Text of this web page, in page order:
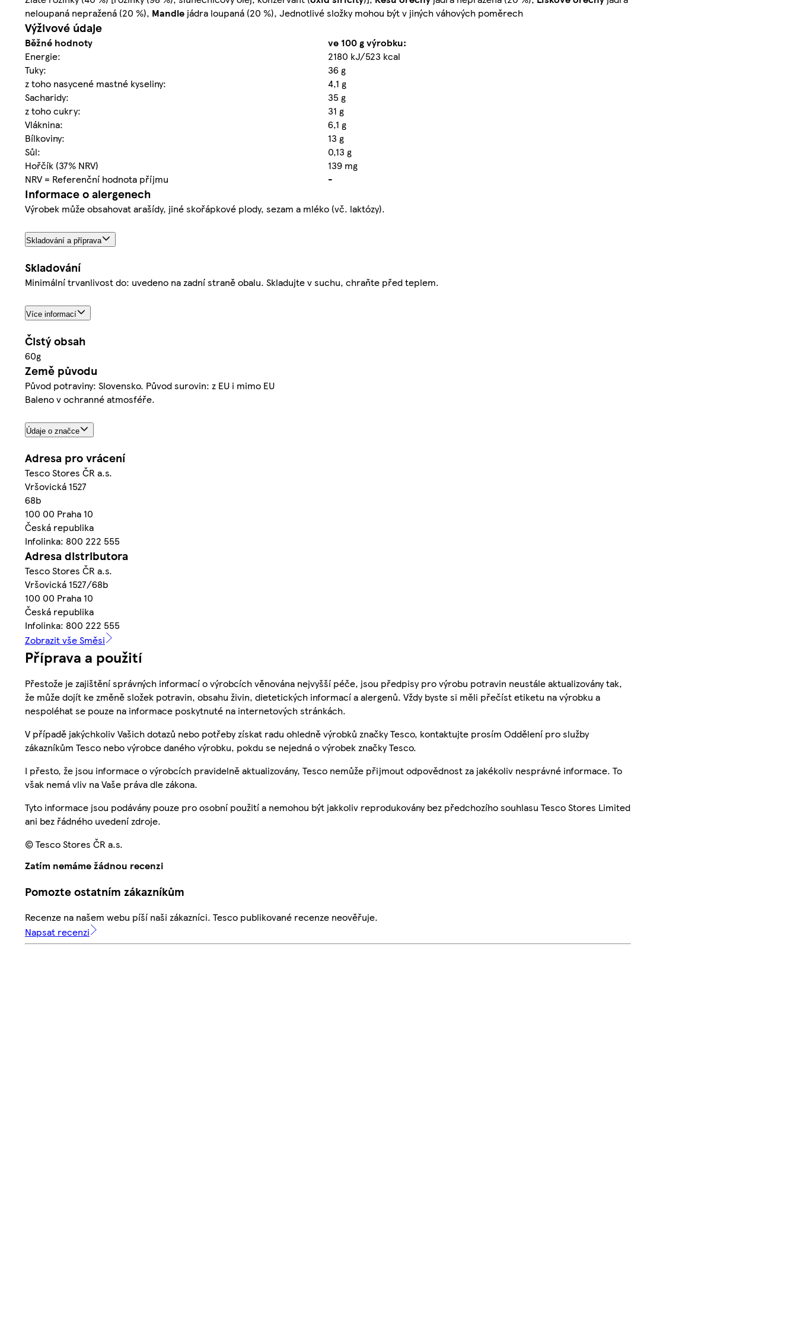
neloupaná nepražená (20 %), Mandle jádra loupaná (20 %), Jednotlivé složky mohou být v jiných váhových poměrech
Výživové údaje
Běžné hodnoty
ve 100 g výrobku:
Energie:
2180 kJ/523 kcal
Tuky:
36 g
z toho nasycené mastné kyseliny:
4,1 g
Sacharidy:
35 g
z toho cukry:
31 g
Vláknina:
6,1 g
Bílkoviny:
13 g
Sůl:
0,13 g
Hořčík (37% NRV)
139 mg
NRV = Referenční hodnota příjmu
-
Informace o alergenech
Výrobek může obsahovat arašídy, jiné skořápkové plody, sezam a mléko (vč. laktózy).
Skladování a příprava
Skladování
Minimální trvanlivost do: uvedeno na zadní straně obalu. Skladujte v suchu, chraňte před teplem.
Více informací
Čistý obsah
60g
Země původu
Původ potraviny: Slovensko. Původ surovin: z EU i mimo EU
Baleno v ochranné atmosféře.
Údaje o značce
Adresa pro vrácení
Tesco Stores ČR a.s.
Vršovická 1527
68b
100 00 Praha 10
Česká republika
Infolinka: 800 222 555
Adresa distributora
Tesco Stores ČR a.s.
Vršovická 1527/68b
100 00 Praha 10
Česká republika
Infolinka: 800 222 555
Zobrazit vše Směsi
Příprava a použití
Přestože je zajištění správných informací o výrobcích věnována nejvyšší péče, jsou předpisy pro výrobu potravin neustále aktualizovány tak,
že může dojít ke změně složek potravin, obsahu živin, dietetických informací a alergenů. Vždy byste si měli přečíst etiketu na výrobku a
nespoléhat se pouze na informace poskytnuté na internetových stránkách.
V případě jakýchkoliv Vašich dotazů nebo potřeby získat radu ohledně výrobků značky Tesco, kontaktujte prosím Oddělení pro služby
zákazníkům Tesco nebo výrobce daného výrobku, pokdu se nejedná o výrobek značky Tesco.
I přesto, že jsou informace o výrobcích pravidelně aktualizovány, Tesco nemůže přijmout odpovědnost za jakékoliv nesprávné informace. To
však nemá vliv na Vaše práva dle zákona.
Tyto informace jsou podávány pouze pro osobní použití a nemohou být jakkoliv reprodukovány bez předchozího souhlasu Tesco Stores Limited
ani bez řádného uvedení zdroje.
© Tesco Stores ČR a.s.
Zatím nemáme žádnou recenzi
Pomozte ostatním zákazníkům
Recenze na našem webu píší naši zákazníci. Tesco publikované recenze neověřuje.
Napsat recenzi